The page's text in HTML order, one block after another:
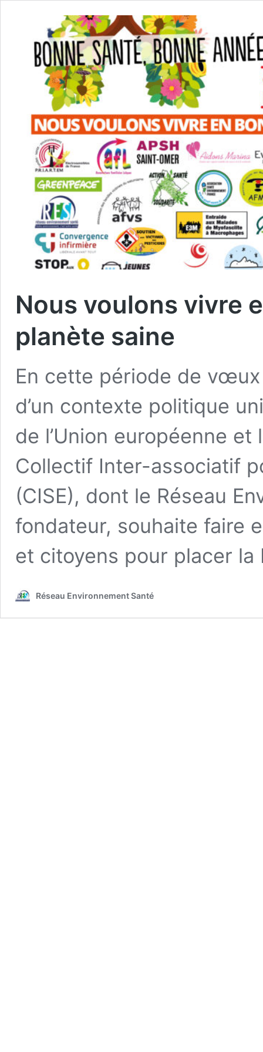
Nous voulons vivre
planète saine
En cette période de
d’un contexte politique
de l’Union européenne
Collectif Inter-associatif
(CISE), dont le Réseau
fondateur, souhaite faire
et citoyens pour placer
Réseau Environnement Santé